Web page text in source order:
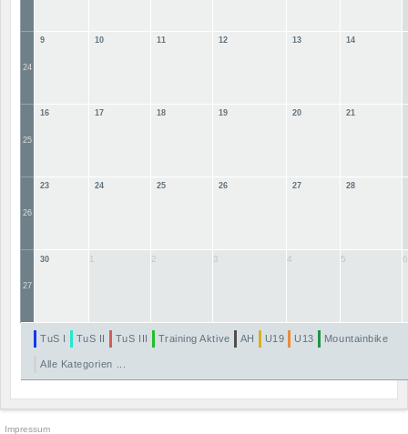
24
9 10 11 12 13 14
25
16 17 18 19 20 21
26
23 24 25 26 27 28
27
30 1 2 3 4 5 6
TuS I TuS II TuS III Training Aktive AH U19 U13 Mountainbike
Alle Kategorien ...
Impressum